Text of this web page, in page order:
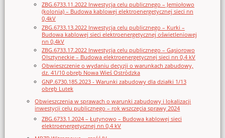
ZBG.6733.11.2022 Inwestycja celu publicznego – Jemiołowo
(kolonia) – Budowa kablowej elektroenergetycznej sieci nn
0,4kV
ZBG.6733.13.2022 Inwestycja celu publicznego – Kurki –
Budowa kablowej sieci elektroenergetycznej oświetleniowej
nn 0,4kV
ZBG.6733.17.2022 Inwestycja celu publicznego – Gąsiorowo
Olsztyneckie – Budowa elektroenergetycznej sieci nn 0,4 kV
Obwieszczenie o wydaniu decyzji o warunkach zabudowy,
dz. 41/10 obręb Nowa Wieś Ostródzka
GNP.6730.185.2023 - Warunki zabudowy dla działki 1/13
obręb Lutek
Obwieszczenia w sprawach o warunki zabudowy i lokalizacji
inwestycji celu publicznego – rok wszczęcia sprawy 2024
ZBG.6733.1.2024 – Łutynowo – Budowa kablowej sieci
elektroenergetycznej nn 0,4 kV